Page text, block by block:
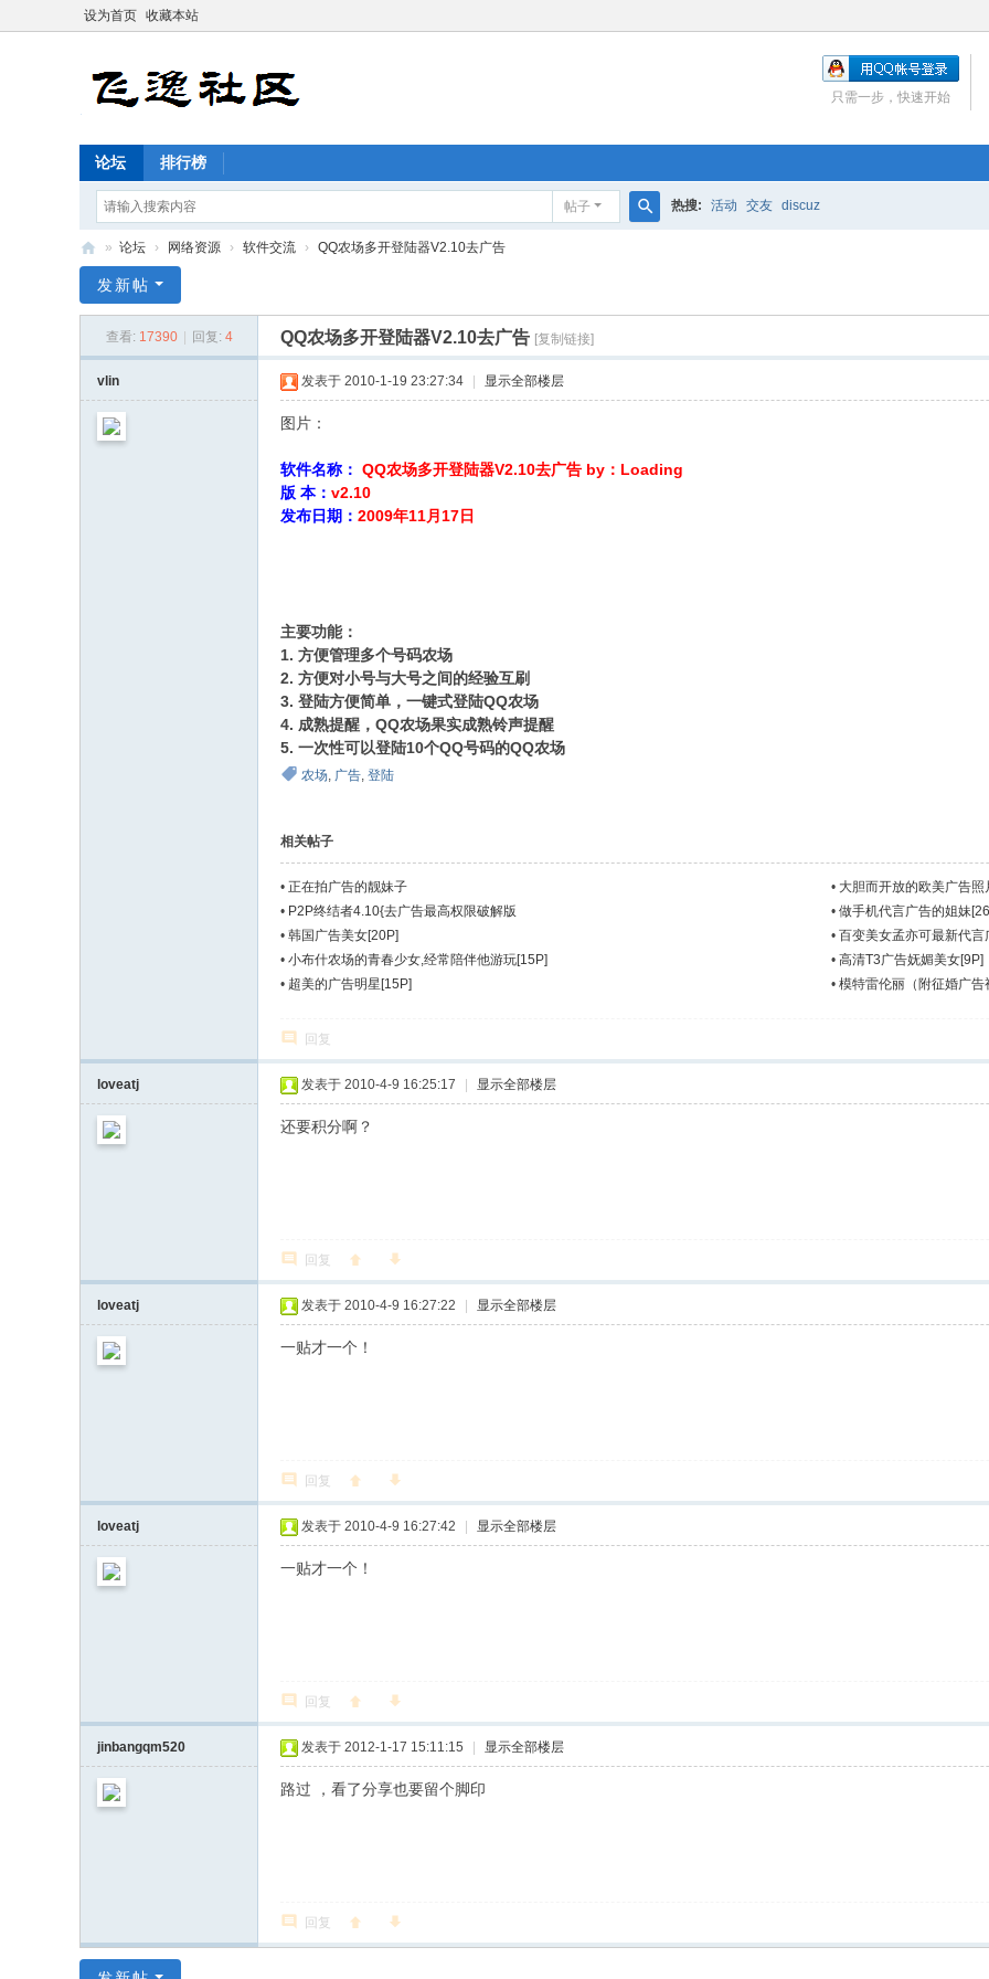
设为首页 收藏本站
只需一步，快速开始
论坛 排行榜
帖子 热搜: 活动 交友 discuz
逸
» 论坛 › 网络资源 › 软件交流 › QQ农场多开登陆器V2.10去广告
发新帖
查看: 17390 回复: 4 QQ农场多开登陆器V2.10去广告 [复制链接]
vlin 发表于 2010-1-19 23:27:34 显示全部楼层
图片：
软件名称： QQ农场多开登陆器V2.10去广告 by：Loading
版 本： v2.10
发布日期： 2009年11月17日
主要功能：
1. 方便管理多个号码农场
2. 方便对小号与大号之间的经验互刷
3. 登陆方便简单，一键式登陆QQ农场
4. 成熟提醒，QQ农场果实成熟铃声提醒
5. 一次性可以登陆10个QQ号码的QQ农场
农场, 广告, 登陆
相关帖子
• 正在拍广告的靓妹子 • 大胆而开放的欧美广告照
• P2P终结者4.10{去广告最高权限破解版 • 做手机代言广告的姐妹
• 韩国广告美女[20P] • 百变美女孟亦可最新代言
• 小布什农场的青春少女,经常陪伴他游玩[15P] • 高清T3广告妩媚美女[9P]
• 超美的广告明星[15P] • 模特雷伦丽（附征婚广告
回复
loveatj 发表于 2010-4-9 16:25:17 显示全部楼层
还要积分啊？
回复
loveatj 发表于 2010-4-9 16:27:22 显示全部楼层
一贴才一个！
回复
loveatj 发表于 2010-4-9 16:27:42 显示全部楼层
一贴才一个！
回复
jinbangqm520 发表于 2012-1-17 15:11:15 显示全部楼层
路过 ，看了分享也要留个脚印
回复